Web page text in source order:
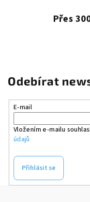
Přes
Odebírat
E-mail
Vložením e-mailu
údajů
Přihlásit se